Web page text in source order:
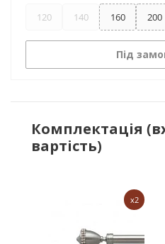
120 140 160 200
Під
Комплектація
вартість)
x2